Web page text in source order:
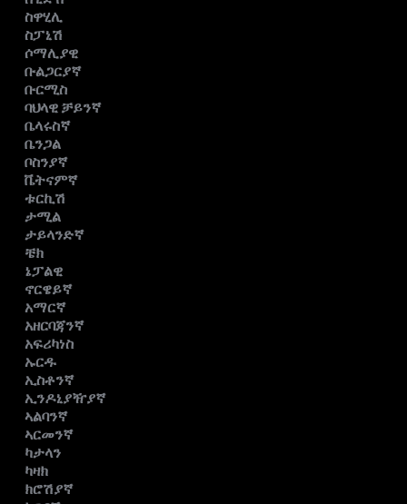
ስዋሂሊ
ስፓኒሽ
ሶማሊያዊ
ቡልጋርያኛ
ቡርሚስ
ባህላዊ ቻይንኛ
ቤላሩስኛ
ቤንጋል
ቦስንያኛ
ቬትናምኛ
ቱርኪሽ
ታሚል
ታይላንድኛ
ቼክ
ኔፓልዊ
ኖርዌይኛ
አማርኛ
አዘርባጃንኛ
አፍሪካነስ
ኡርዱ
ኢስቶንኛ
ኢንዶኒያዥያኛ
ኣልባንኛ
ኣርመንኛ
ካታላን
ካዛክ
ክሮሽያኛ